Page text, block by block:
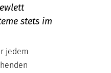
stets im
jedem